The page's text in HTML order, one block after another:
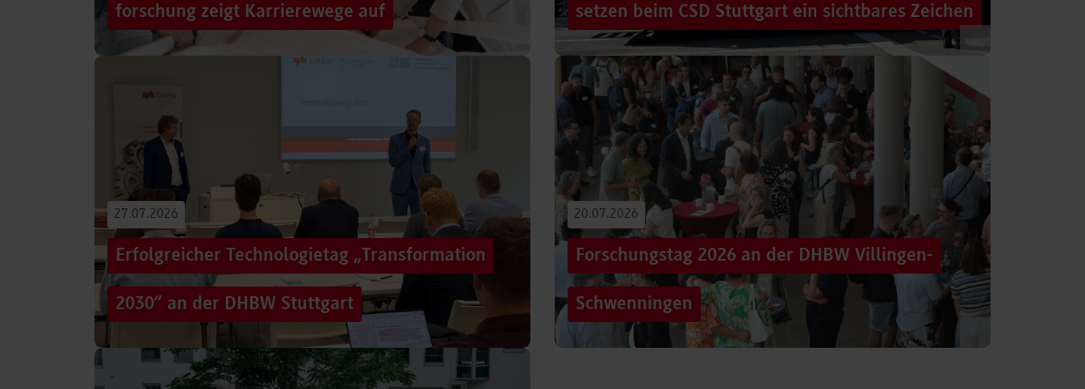
forschung zeigt Karrierewege auf
Von der Promotion in Australien über die Weiterentwicklung
Führungsaufgaben – Drei…
Beitrag lesen
setzen beim CSD Stuttgart ein sichtbares Zeichen
Hunderttausende Menschen säumten am Samstag die Straßen der
Stuttgarter Innenstadt. Mitten im farbenfrohen Zug: ein eigener DHBW-
Truck, eine große…
Beitrag lesen
27.07.2026
Erfolgreicher Technologietag „Transformation
2030“ an der DHBW Stuttgart
Wie gelingt Transformation in einer Zeit, in der sich Technologien, Märkte
und gesellschaftliche Rahmenbedingungen immer schneller verändern?
Genau…
20.07.2026
Forschungstag 2026 an der DHBW Villingen-
Schwenningen
Grenzen überschreiten – und dennoch eine Verbindung schaffen, mit